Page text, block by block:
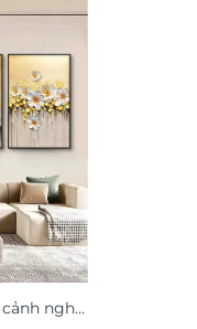
nghệ